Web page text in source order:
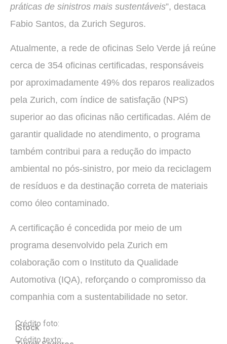
práticas de sinistros mais sustentáveis”, destaca
Fabio Santos, da Zurich Seguros.
Atualmente, a rede de oficinas Selo Verde já reúne
cerca de 354 oficinas certificadas, responsáveis
por aproximadamente 49% dos reparos realizados
pela Zurich, com índice de satisfação (NPS)
superior ao das oficinas não certificadas. Além de
garantir qualidade no atendimento, o programa
também contribui para a redução do impacto
ambiental no pós-sinistro, por meio da reciclagem
de resíduos e da destinação correta de materiais
como óleo contaminado.
A certificação é concedida por meio de um
programa desenvolvido pela Zurich em
colaboração com o Instituto da Qualidade
Automotiva (IQA), reforçando o compromisso da
companhia com a sustentabilidade no setor.
Crédito foto:
iStock
Crédito texto: